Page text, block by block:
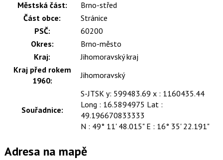
Městská část:
Brno-střed
Část obce:
Stránice
PSČ:
60200
Okres:
Brno-město
Kraj:
Jihomoravský kraj
Kraj před rokem
1960:
Jihomoravský
Souřadnice:
S-JTSK y: 599483.69 x : 1160435.44
Long : 16.5894975 Lat :
49.196670833333
N : 49° 11' 48.015" E : 16° 35' 22.191"
Adresa na mapě